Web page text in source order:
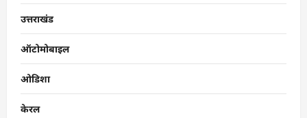
उत्तराखंड
ऑटोमोबाइल
ओडिशा
केरल